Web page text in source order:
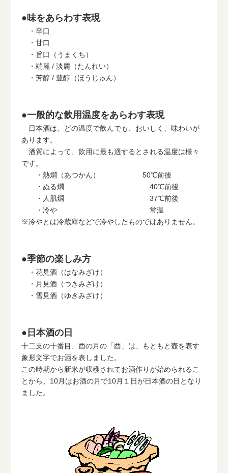
●味をあらわす表現
・辛口
・甘口
・旨口（うまくち）
・端麗 / 淡麗（たんれい）
・芳醇 / 豊醇（ほうじゅん）
●一般的な飲用温度をあらわす表現
日本酒は、どの温度で飲んでも、おいしく、味わいが
あります。
酒質によって、飲用に最も適するとされる温度は様々
です。
・熱燗（あつかん） 50℃前後
・ぬる燗 40℃前後
・人肌燗 37℃前後
・冷や 常温
※冷やとは冷蔵庫などで冷やしたものではありません。
●季節の楽しみ方
・花見酒（はなみざけ）
・月見酒（つきみざけ）
・雪見酒（ゆきみざけ）
●日本酒の日
十二支の十番目、酉の月の「酉」は、もともと壺を表す
象形文字でお酒を表しました。
この時期から新米が収穫されてお酒作りが始められるこ
とから、10月はお酒の月で10月１日が日本酒の日となり
ました。